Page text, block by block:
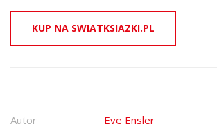
KUP NA SWIATKSIAZKI.PL
Autor Eve Ensler